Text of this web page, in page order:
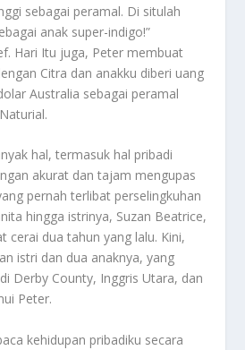
sebagai peramal. Di situlah
anak super-indigo!”
Hari Itu juga, Peter membuat
Citra dan anakku diberi uang
Australia sebagai peramal
hal, termasuk hal pribadi
akurat dan tajam mengupas
pernah terlibat perselingkuhan
hingga istrinya, Suzan Beatrice,
cerai dua tahun yang lalu. Kini,
istri dan dua anaknya, yang
Derby County, Inggris Utara, dan
Peter.
kehidupan pribadiku secara